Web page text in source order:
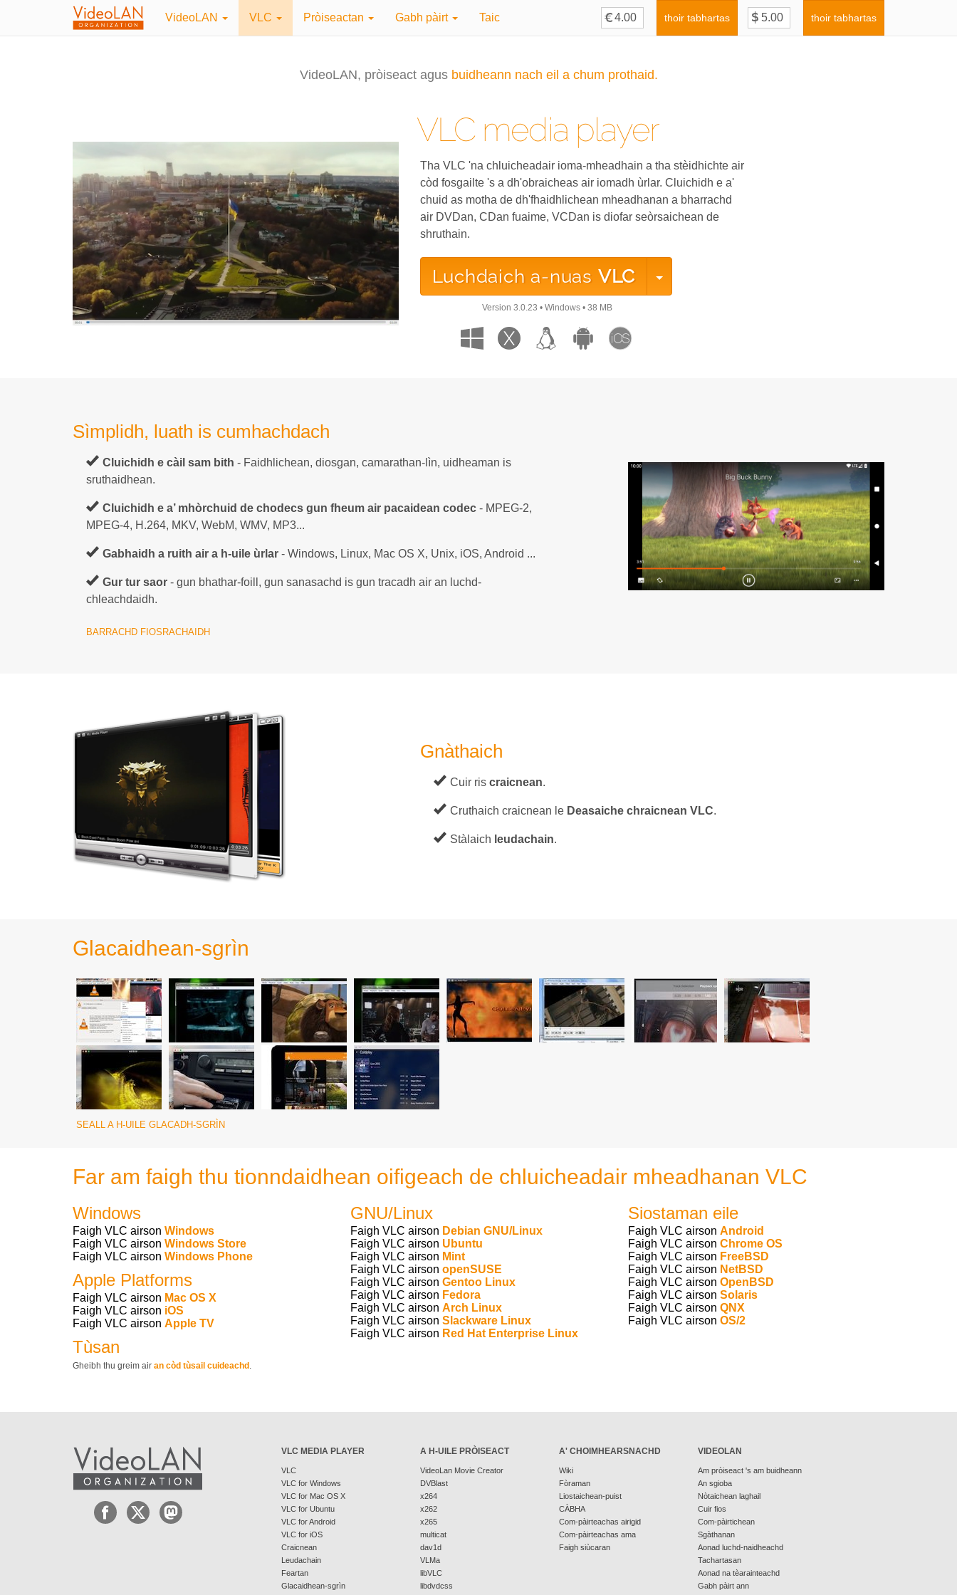
VideoLAN VLC Pròiseactan Gabh pàirt Taic thoir tabhartas thoir tabhartas
VideoLAN, pròiseact agus buidheann nach eil a chum prothaid.
VLC media player
Tha VLC 'na chluicheadair ioma-mheadhain a tha stèidhichte air
còd fosgailte 's a dh'obraicheas air iomadh ùrlar. Cluichidh e a'
chuid as motha de dh'fhaidhlichean mheadhanan a bharrachd
air DVDan, CDan fuaime, VCDan is diofar seòrsaichean de
shruthain.
Luchdaich a-nuas VLC
Version 3.0.23 • Windows • 38 MB
Sìmplidh, luath is cumhachdach
Cluichidh e càil sam bith - Faidhlichean, diosgan, camarathan-lìn, uidheaman is
sruthaidhean.
Cluichidh e a’ mhòrchuid de chodecs gun fheum air pacaidean codec - MPEG-2,
MPEG-4, H.264, MKV, WebM, WMV, MP3...
Gabhaidh a ruith air a h-uile ùrlar - Windows, Linux, Mac OS X, Unix, iOS, Android ...
Gur tur saor - gun bhathar-foill, gun sanasachd is gun tracadh air an luchd-
chleachdaidh.
BARRACHD FIOSRACHAIDH
Gnàthaich
Cuir ris craicnean.
Cruthaich craicnean le Deasaiche chraicnean VLC.
Stàlaich leudachain.
Glacaidhean-sgrìn
SEALL A H-UILE GLACADH-SGRÌN
Far am faigh thu tionndaidhean oifigeach de chluicheadair mheadhanan VLC
Windows
Faigh VLC airson Windows
Faigh VLC airson Windows Store
Faigh VLC airson Windows Phone
Apple Platforms
Faigh VLC airson Mac OS X
Faigh VLC airson iOS
Faigh VLC airson Apple TV
Tùsan
Gheibh thu greim air an còd tùsail cuideachd .
GNU/Linux
Faigh VLC airson Debian GNU/Linux
Faigh VLC airson Ubuntu
Faigh VLC airson Mint
Faigh VLC airson openSUSE
Faigh VLC airson Gentoo Linux
Faigh VLC airson Fedora
Faigh VLC airson Arch Linux
Faigh VLC airson Slackware Linux
Faigh VLC airson Red Hat Enterprise Linux
Siostaman eile
Faigh VLC airson Android
Faigh VLC airson Chrome OS
Faigh VLC airson FreeBSD
Faigh VLC airson NetBSD
Faigh VLC airson OpenBSD
Faigh VLC airson Solaris
Faigh VLC airson QNX
Faigh VLC airson OS/2
VLC MEDIA PLAYER
VLC
VLC for Windows
VLC for Mac OS X
VLC for Ubuntu
VLC for Android
VLC for iOS
Craicnean
Leudachain
Feartan
Glacaidhean-sgrìn
A H-UILE PRÒISEACT
VideoLan Movie Creator
DVBlast
x264
x262
x265
multicat
dav1d
VLMa
libVLC
libdvdcss
A' CHOIMHEARSNACHD
Wiki
Fòraman
Liostaichean-puist
CÀBHA
Com-pàirteachas airigid
Com-pàirteachas ama
Faigh siùcaran
VIDEOLAN
Am pròiseact 's am buidheann
An sgioba
Nòtaichean laghail
Cuir fios
Com-pàirtichean
Sgàthanan
Aonad luchd-naidheachd
Tachartasan
Aonad na tèarainteachd
Gabh pàirt ann